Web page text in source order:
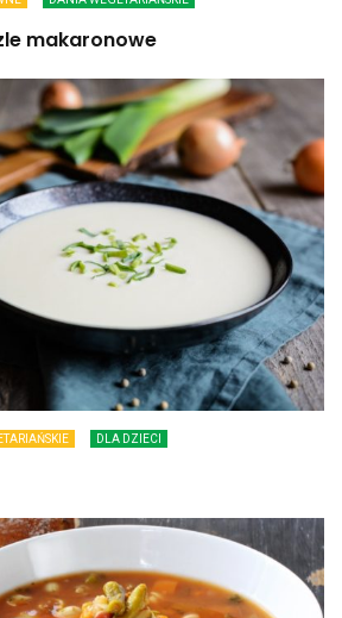
makaronowe
DLA DZIECI